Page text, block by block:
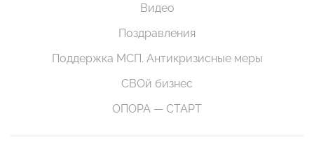
Видео
Поздравления
Поддержка МСП. Антикризисные меры
СВОй бизнес
ОПОРА — СТАРТ